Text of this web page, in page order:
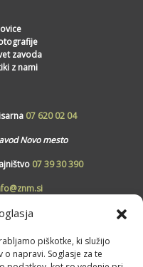
piškotke, ki služijo
napravi. Soglasje za te
zavoda
z nami
07 620 02 04
Novo mesto
07 39 30 390
Zavod Novo mesto – šport